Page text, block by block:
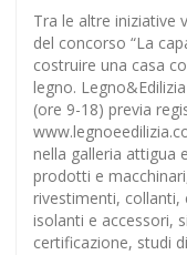
Tra le altre iniziative
del concorso “La
costruire una casa
legno.
(ore 9-18) previa
nella galleria attigua
prodotti e
rivestimenti, collanti,
isolanti e accessori,
certificazione, studi